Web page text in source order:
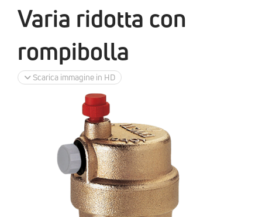
Varia ridotta con
rompibolla
Scarica immagine in HD